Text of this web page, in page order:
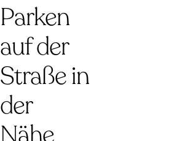
Parken
auf der
Straße in
der